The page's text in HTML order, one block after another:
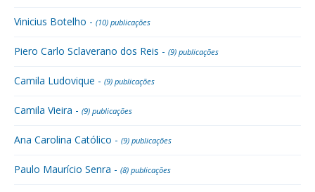
Vinicius Botelho - (10) publicações
Piero Carlo Sclaverano dos Reis - (9) publicações
Camila Ludovique - (9) publicações
Camila Vieira - (9) publicações
Ana Carolina Católico - (9) publicações
Paulo Maurício Senra - (8) publicações